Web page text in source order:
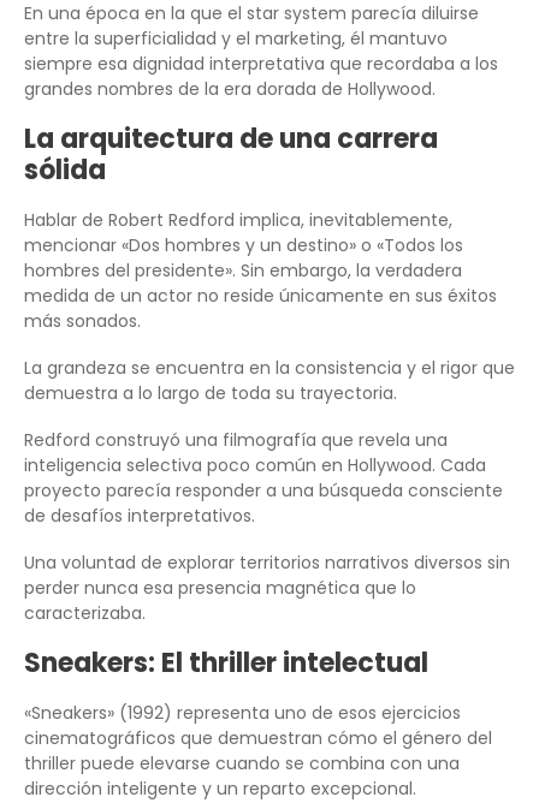
En una época en la que el star system parecía diluirse
entre la superficialidad y el marketing, él mantuvo
siempre esa dignidad interpretativa que recordaba a los
grandes nombres de la era dorada de Hollywood.
La arquitectura de una carrera
sólida
Hablar de Robert Redford implica, inevitablemente,
mencionar «Dos hombres y un destino» o «Todos los
hombres del presidente». Sin embargo, la verdadera
medida de un actor no reside únicamente en sus éxitos
más sonados.
La grandeza se encuentra en la consistencia y el rigor que
demuestra a lo largo de toda su trayectoria.
Redford construyó una filmografía que revela una
inteligencia selectiva poco común en Hollywood. Cada
proyecto parecía responder a una búsqueda consciente
de desafíos interpretativos.
Una voluntad de explorar territorios narrativos diversos sin
perder nunca esa presencia magnética que lo
caracterizaba.
Sneakers: El thriller intelectual
«Sneakers» (1992) representa uno de esos ejercicios
cinematográficos que demuestran cómo el género del
thriller puede elevarse cuando se combina con una
dirección inteligente y un reparto excepcional.